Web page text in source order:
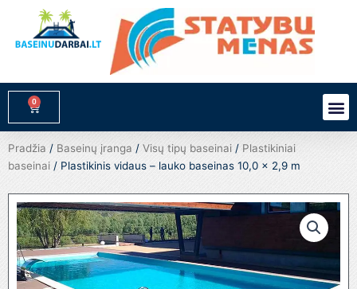
turinio
0
Cart
Pradžia / Baseinų įranga / Visų tipų baseinai / Plastikiniai
baseinai / Plastikinis vidaus – lauko baseinas 10,0 x 2,9 m